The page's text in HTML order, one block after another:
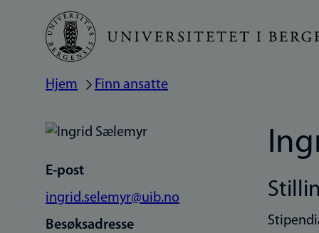
Hopp
hovedinnhold
Navigasjonssti
Hjem Finn ansatte
E-post
ingrid.selemyr@uib.no
Besøksadresse